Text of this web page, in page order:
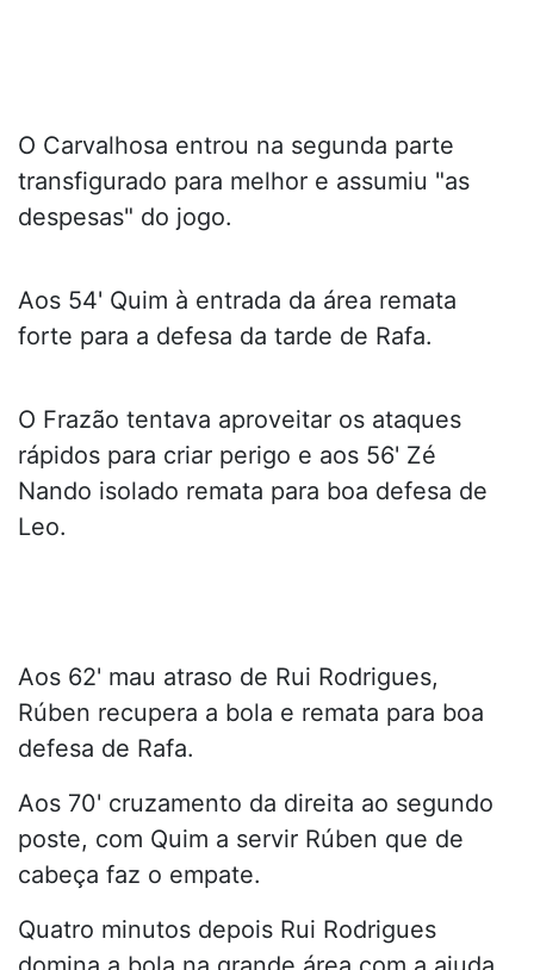
O Carvalhosa entrou na segunda parte
transfigurado para melhor e assumiu "as
despesas" do jogo.
Aos 54' Quim à entrada da área remata
forte para a defesa da tarde de Rafa.
O Frazão tentava aproveitar os ataques
rápidos para criar perigo e aos 56' Zé
Nando isolado remata para boa defesa de
Leo.
Aos 62' mau atraso de Rui Rodrigues,
Rúben recupera a bola e remata para boa
defesa de Rafa.
Aos 70' cruzamento da direita ao segundo
poste, com Quim a servir Rúben que de
cabeça faz o empate.
Quatro minutos depois Rui Rodrigues